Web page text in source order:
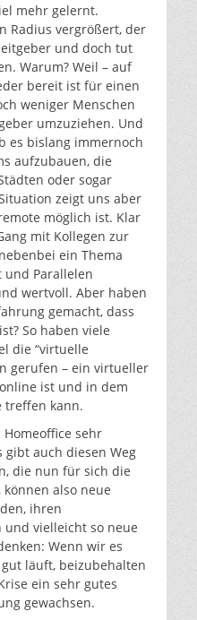
mehr gelernt.
Radius vergrößert, der
und doch tut
Warum? Weil – auf
bereit ist für einen
weniger Menschen
umzuziehen. Und
es bislang immernoch
aufzubauen, die
oder sogar
zeigt uns aber
möglich ist. Klar
mit Kollegen zur
ein Thema
und Parallelen
wertvoll. Aber haben
gemacht, dass
So haben viele
die “virtuelle
gerufen – ein virtueller
ist und in dem
treffen kann.
sehr
gibt auch diesen Weg
die nun für sich die
also neue
ihren
vielleicht so neue
Wenn wir es
läuft, beizubehalten
ein sehr gutes
gewachsen.